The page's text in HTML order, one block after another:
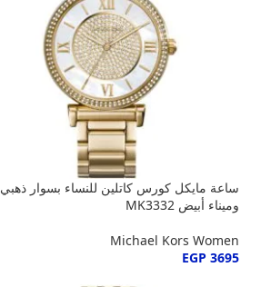
ساعة مايكل كورس كاتلين للنساء بسوار ذهبي
وميناء أبيض MK3332
Michael Kors Women
EGP 3695